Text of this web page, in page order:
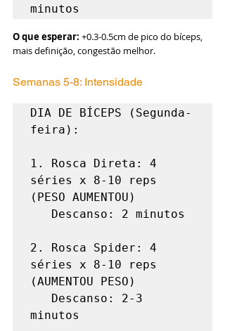
O que esperar: +0.3-0.5cm de pico do bíceps,
mais definição, congestão melhor.
Semanas 5-8: Intensidade
DIA DE BÍCEPS (Segunda-
feira):
1. Rosca Direta: 4
séries x 8-10 reps
(PESO AUMENTOU)
2. Rosca Spider: 4
séries x 8-10 reps
(AUMENTOU PESO)
minutos